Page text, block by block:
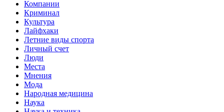
Компании
Криминал
Культура
Лайфхаки
Летние виды спорта
Личный счет
Люди
Места
Мнения
Мода
Народная медицина
Наука